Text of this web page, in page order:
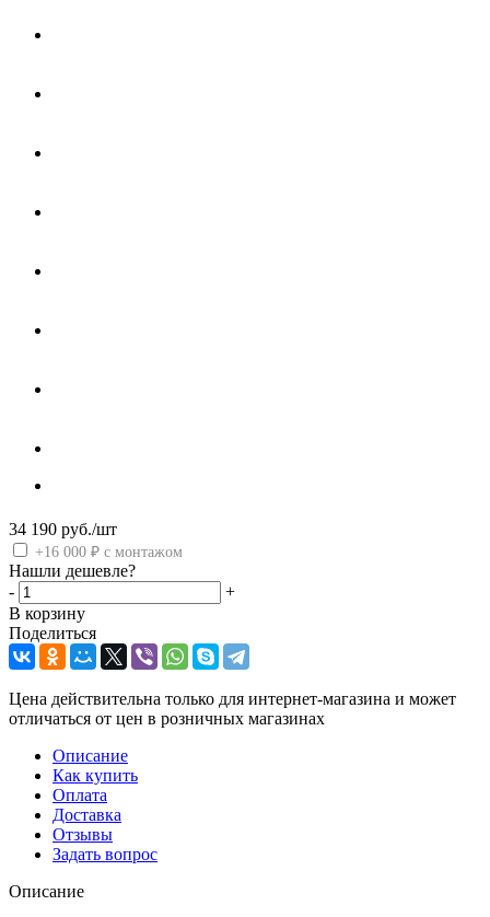
34 190 руб./шт
+16 000 ₽ с монтажом
Нашли дешевле?
-
+
В корзину
Поделиться
Цена действительна только для интернет-магазина и может
отличаться от цен в розничных магазинах
Описание
Как купить
Оплата
Доставка
Отзывы
Задать вопрос
Описание